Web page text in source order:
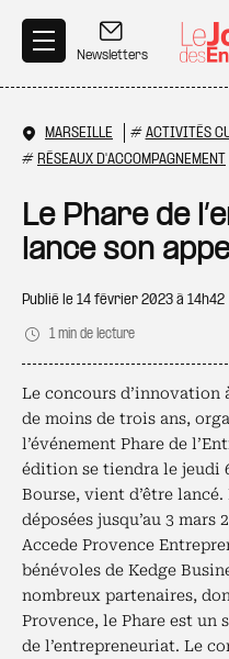
Newsletters
MARSEILLE # ACTIVITÉS
# RÉSEAUX D'ACCOMPAGNEMENT
Le Phare de
lance son
Publié le 14 février 2023 à 14h42
1 min de lecture
Le concours d’innovation
de moins de trois ans,
l’événement Phare de
édition se tiendra le jeudi
Bourse, vient d’être
déposées jusqu’au 3 mars
Accede Provence
bénévoles de Kedge
nombreux partenaires,
Provence, le Phare est un
de l’entrepreneuriat. Le